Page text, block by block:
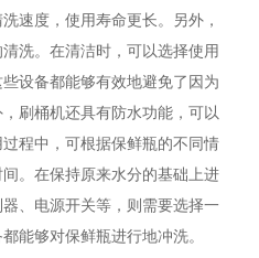
速度，使用寿命更长。另外，
洗。在清洁时，可以选择使用
设备都能够有效地避免了因为
刷桶机还具有防水功能，可以
程中，可根据保鲜瓶的不同情
。在保持原来水分的基础上进
、电源开关等，则需要选择一
能够对保鲜瓶进行地冲洗。